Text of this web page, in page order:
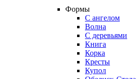
Формы
С ангелом
Волна
С деревьями
Книга
Корка
Кресты
Купол